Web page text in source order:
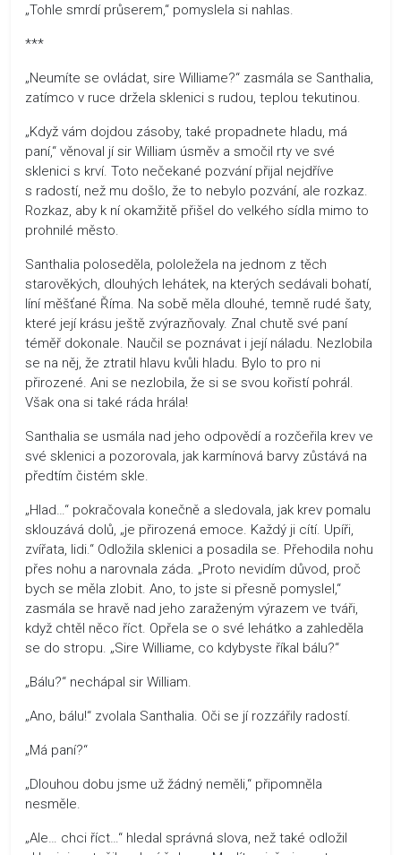
„Tohle smrdí průserem,“ pomyslela si nahlas.
***
„Neumíte se ovládat, sire Williame?“ zasmála se Santhalia,
zatímco v ruce držela sklenici s rudou, teplou tekutinou.
„Když vám dojdou zásoby, také propadnete hladu, má
paní,“ věnoval jí sir William úsměv a smočil rty ve své
sklenici s krví. Toto nečekané pozvání přijal nejdříve
s radostí, než mu došlo, že to nebylo pozvání, ale rozkaz.
Rozkaz, aby k ní okamžitě přišel do velkého sídla mimo to
prohnilé město.
Santhalia poloseděla, pololežela na jednom z těch
starověkých, dlouhých lehátek, na kterých sedávali bohatí,
líní měšťané Říma. Na sobě měla dlouhé, temně rudé šaty,
které její krásu ještě zvýrazňovaly. Znal chutě své paní
téměř dokonale. Naučil se poznávat i její náladu. Nezlobila
se na něj, že ztratil hlavu kvůli hladu. Bylo to pro ni
přirozené. Ani se nezlobila, že si se svou kořistí pohrál.
Však ona si také ráda hrála!
Santhalia se usmála nad jeho odpovědí a rozčeřila krev ve
své sklenici a pozorovala, jak karmínová barvy zůstává na
předtím čistém skle.
„Hlad…“ pokračovala konečně a sledovala, jak krev pomalu
sklouzává dolů, „je přirozená emoce. Každý ji cítí. Upíři,
zvířata, lidi.“ Odložila sklenici a posadila se. Přehodila nohu
přes nohu a narovnala záda. „Proto nevidím důvod, proč
bych se měla zlobit. Ano, to jste si přesně pomyslel,“
zasmála se hravě nad jeho zaraženým výrazem ve tváři,
když chtěl něco říct. Opřela se o své lehátko a zahleděla
se do stropu. „Sire Williame, co kdybyste říkal bálu?“
„Bálu?“ nechápal sir William.
„Ano, bálu!“ zvolala Santhalia. Oči se jí rozzářily radostí.
„Má paní?“
„Dlouhou dobu jsme už žádný neměli,“ připomněla
nesměle.
„Ale… chci říct…“ hledal správná slova, než také odložil